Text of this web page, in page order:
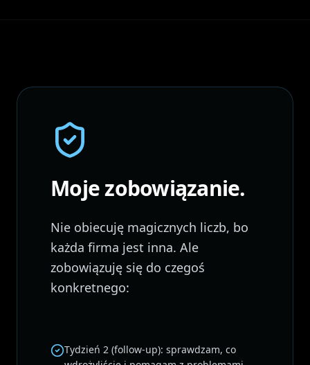
Moje zobowiązanie.
Nie obiecuję magicznych liczb, bo
każda firma jest inna. Ale
zobowiązuję się do czegoś
konkretnego:
Tydzień 2 (follow-up): sprawdzam, co